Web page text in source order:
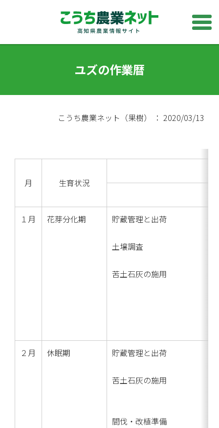
ユズの作業暦
こうち農業ネット（果樹） ： 2020/03/13
月 生育状況
１月 花芽分化期 貯蔵
土壌調査
苦土石灰の施用
２月 休眠期 貯蔵管理と出荷
苦土石灰の施用
間伐・改植準備